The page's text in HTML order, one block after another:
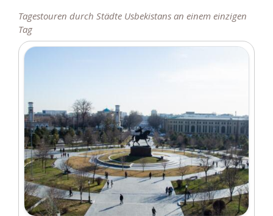
Tagestouren durch Städte Usbekistans an einem einzigen
Tag